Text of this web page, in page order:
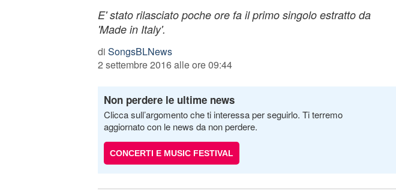
E' stato rilasciato poche ore fa il primo singolo estratto da
'Made in Italy'.
di SongsBLNews
2 settembre 2016 alle ore 09:44
Non perdere le ultime news
Clicca sull’argomento che ti interessa per seguirlo. Ti terremo
aggiornato con le news da non perdere.
CONCERTI E MUSIC FESTIVAL